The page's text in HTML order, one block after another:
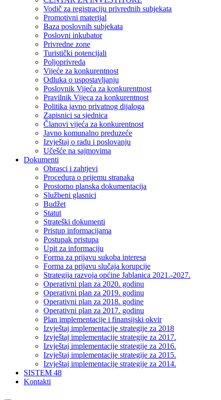
Vodič za registraciju privrednih subjekata
Promotivni materijal
Baza poslovnih subjekata
Poslovni inkubator
Privredne zone
Turistički potencijali
Poljoprivreda
Vijeće za konkurentnost
Odluka o uspostavljanju
Poslovnik Vijeća za konkurentnost
Pravilnik Vijeca za konkurentnost
Politika javno privatnog dijaloga
Zapisnici sa sjednica
Članovi vijeća za konkurentnost
Javno komunalno preduzeće
Izvještaj o radu i poslovanju
Učešće na sajmovima
Dokumenti
Obrasci i zahtjevi
Procedura o prijemu stranaka
Prostorno planska dokumentacija
Službeni glasnici
Budžet
Statut
Strateški dokumenti
Pristup informacijama
Postupak pristupa
Upit za informaciju
Forma za prijavu sukoba interesa
Forma za prijavu slučaja korupcije
Strategija razvoja općine Jablanica 2021.-2027.
Operativni plan za 2020. godinu
Operativni plan za 2019. godinu
Operativni plan za 2018. godine
Operativni plan za 2017. godinu
Plan implementacije i finansijski okvir
Izvještaj implementacije strategije za 2018
Izvještaj implementacije strategije za 2017.
Izvještaj implementacije strategije za 2016.
Izvještaj implementacije strategije za 2015.
Izvještaj implementacije strategije za 2014.
SISTEM 48
Kontakti